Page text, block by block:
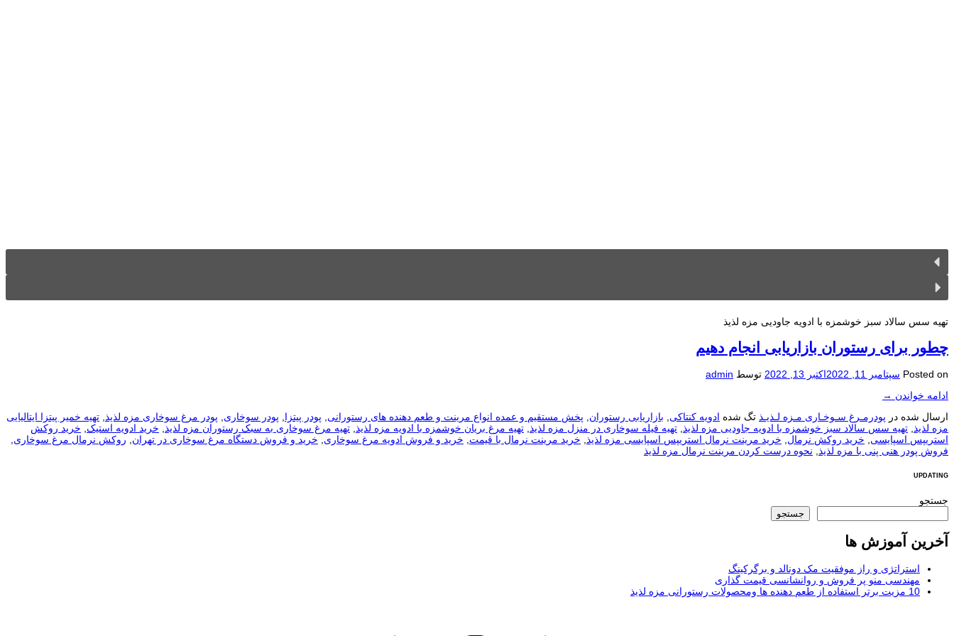
تهیه سس سالاد سبز خوشمزه با ادویه جاودیی مزه لذیذ
چطور برای رستوران بازاریابی انجام دهیم
Posted on سپتامبر 11, 2022 اکتبر 13, 2022 توسط admin
ادامه خواندن →
ارسال شده در پودرمـرغ سـوخـاری مـزه لـذیـذ تگ شده ادویه کنتاکی, بازاریابی رستوران, پخش مستقیم و عمده انواع مرینت و طعم دهنده های رستورانی, پودر پیتزا, پودر سوخاری, پودر مرغ سوخاری مزه لذیذ, تهیه خمیر پیتزا ایتالیایی
مزه لذیذ, تهیه سس سالاد سبز خوشمزه با ادویه جاودیی مزه لذیذ, تهیه فیله سوخاری در منزل مزه لذیذ, تهیه مرغ بریان خوشمزه با ادویه مزه لذیذ, تهیه مرغ سوخاری به سبک رستوران مزه لذیذ, خرید ادویه استیک, خرید روکش
استریپس اسپایسی, خرید روکش نرمال, خرید مرینت نرمال استریپس اسپایسی مزه لذیذ, خرید مرینت نرمال با قیمت, خرید و فروش ادویه مرغ سوخاری, خرید و فروش دستگاه مرغ سوخاری در تهران, روکش نرمال مرغ سوخاری,
فروش پودر هنی پنی با مزه لذیذ, نحوه درست کردن مرینت نرمال مزه لذیذ
UPDATING
جستجو
جستجو
آخرین آموزش ها
استراتژی و راز موفقیت مک دونالد و برگرکینگ
مهندسی منو پر فروش و روانشانسی قیمت گذاری
10 مزیت برتر استفاده از طعم دهنده ها ومحصولات رستورانی مزه لذیذ